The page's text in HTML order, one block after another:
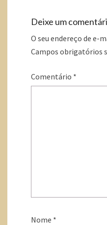
Deixe um
O seu endereço de e-
Campos obrigatórios
Comentário *
Nome *